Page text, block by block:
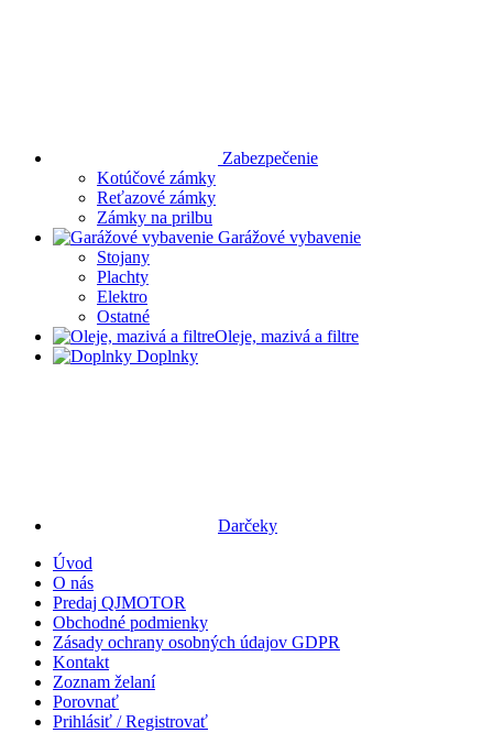
Zabezpečenie
Kotúčové zámky
Reťazové zámky
Zámky na prilbu
Garážové vybavenie
Stojany
Plachty
Elektro
Ostatné
Oleje, mazivá a filtre
Doplnky
Darčeky
Úvod
O nás
Predaj QJMOTOR
Obchodné podmienky
Zásady ochrany osobných údajov GDPR
Kontakt
Zoznam želaní
Porovnať
Prihlásiť / Registrovať